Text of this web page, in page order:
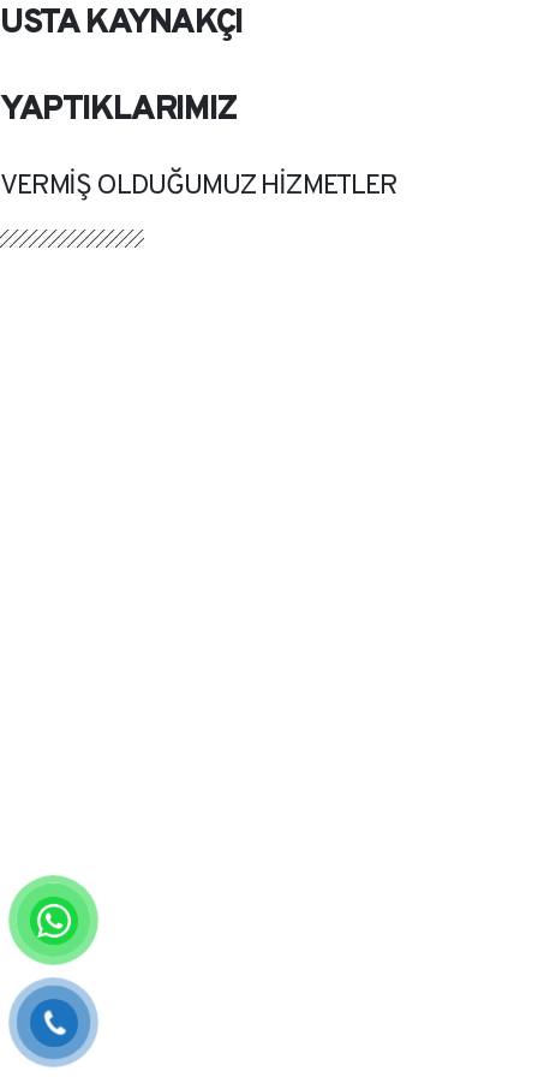
USTA KAYNAKÇI
YAPTIKLARIMIZ
VERMİŞ OLDUĞUMUZ HİZMETLER